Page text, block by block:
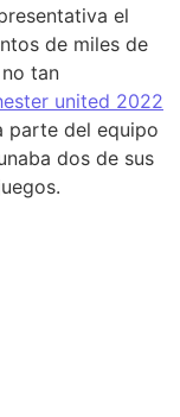
el
de miles de
no tan
united 2022
parte del equipo
dos de sus